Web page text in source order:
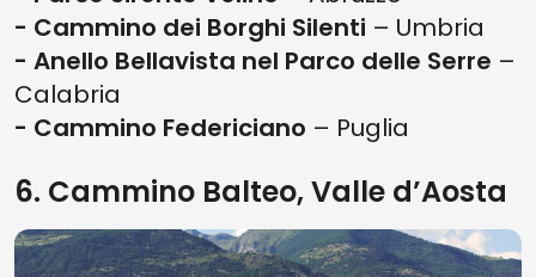
- Cammino dei Borghi Silenti – Umbria
- Anello Bellavista nel Parco delle Serre –
Calabria
- Cammino Federiciano – Puglia
6. Cammino Balteo, Valle d’Aosta